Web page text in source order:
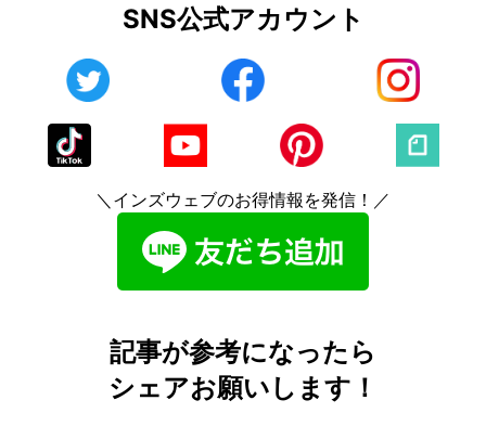
SNS公式アカウント
＼インズウェブのお得情報を発信！／
記事が参考になったら
シェアお願いします！